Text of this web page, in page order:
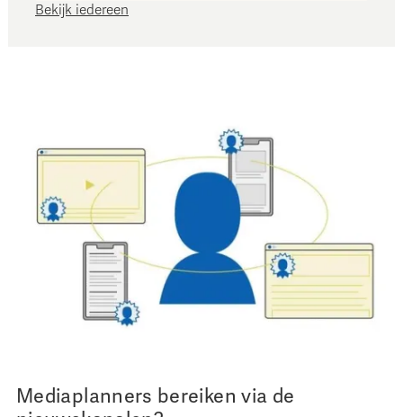
Bekijk iedereen
Mediaplanners bereiken via de